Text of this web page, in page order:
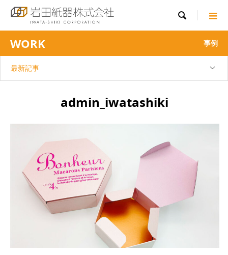

WORK 事例
最新記事
admin_iwatashiki